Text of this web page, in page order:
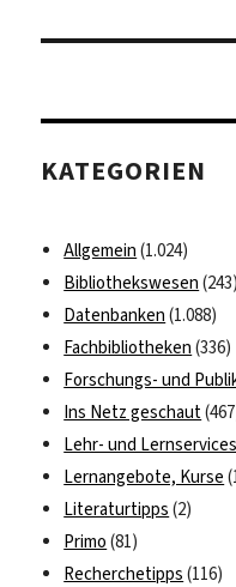
KATEGORIEN
Allgemein (1.024)
Bibliothekswesen (243)
Datenbanken (1.088)
Fachbibliotheken (336)
Forschungs- und
Ins Netz geschaut
Lehr- und Lernservices
Lernangebote, Kurse
Literaturtipps (2)
Primo (81)
Recherchetipps (116)